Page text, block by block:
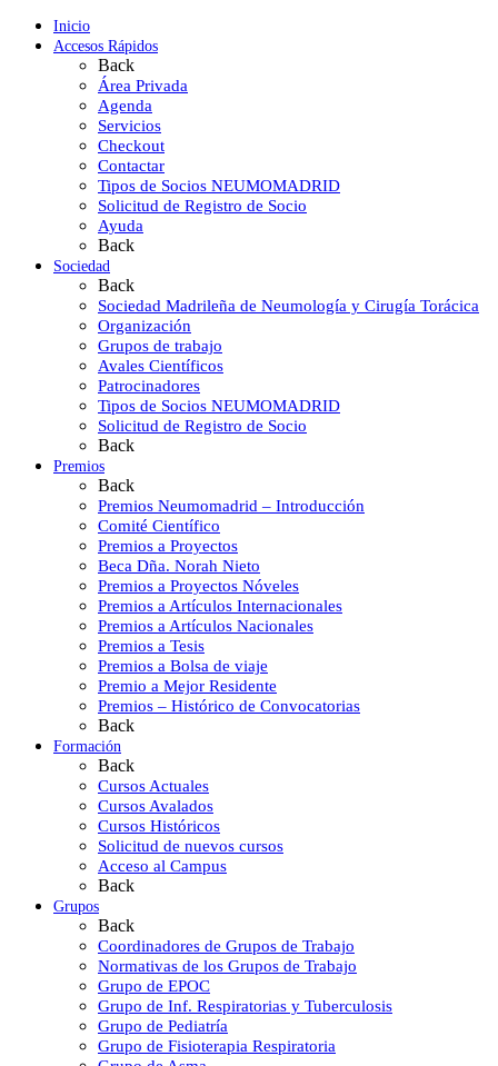
Inicio
Accesos Rápidos
Back
Área Privada
Agenda
Servicios
Checkout
Contactar
Tipos de Socios NEUMOMADRID
Solicitud de Registro de Socio
Ayuda
Back
Sociedad
Back
Sociedad Madrileña de Neumología y Cirugía Torácica
Organización
Grupos de trabajo
Avales Científicos
Patrocinadores
Tipos de Socios NEUMOMADRID
Solicitud de Registro de Socio
Back
Premios
Back
Premios Neumomadrid – Introducción
Comité Científico
Premios a Proyectos
Beca Dña. Norah Nieto
Premios a Proyectos Nóveles
Premios a Artículos Internacionales
Premios a Artículos Nacionales
Premios a Tesis
Premios a Bolsa de viaje
Premio a Mejor Residente
Premios – Histórico de Convocatorias
Back
Formación
Back
Cursos Actuales
Cursos Avalados
Cursos Históricos
Solicitud de nuevos cursos
Acceso al Campus
Back
Grupos
Back
Coordinadores de Grupos de Trabajo
Normativas de los Grupos de Trabajo
Grupo de EPOC
Grupo de Inf. Respiratorias y Tuberculosis
Grupo de Pediatría
Grupo de Fisioterapia Respiratoria